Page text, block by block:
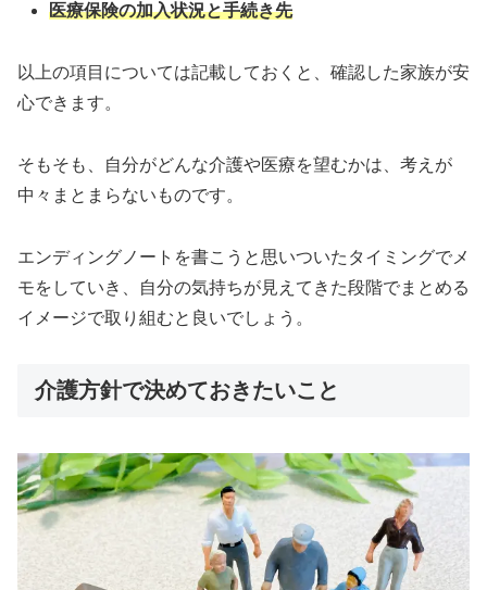
医療保険の加入状況と手続き先
以上の項目については記載しておくと、確認した家族が安
心できます。
そもそも、自分がどんな介護や医療を望むかは、考えが
中々まとまらないものです。
エンディングノートを書こうと思いついたタイミングでメ
モをしていき、自分の気持ちが見えてきた段階でまとめる
イメージで取り組むと良いでしょう。
介護方針で決めておきたいこと